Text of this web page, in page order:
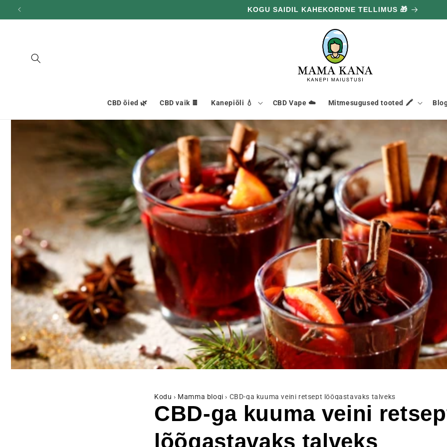
edasi
sisu
100G TASUTA IGA 100€ EEST 🔥
CBD õied 🌿 CBD vaik 🍫 Kanepiõli 💧 CBD Vape ☁️ Mitmesugused tooted 🖍️
Kodu › Mamma blogi › CBD-ga kuuma veini retsept lõõgastavaks talveks
CBD-ga kuuma veini
lõõgastavaks talveks